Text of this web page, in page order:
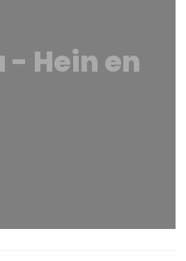
- Hein en